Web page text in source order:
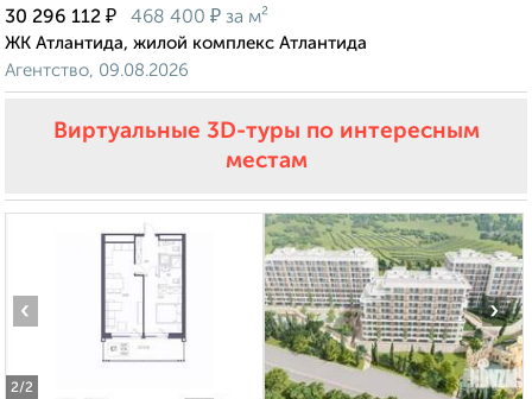
30 296 112 ₽ 468 400 ₽ за м²
ЖК Атлантида, жилой комплекс Атлантида
Агентство, 09.08.2026
Виртуальные 3D-туры по интересным
местам
2/2
‹ ›